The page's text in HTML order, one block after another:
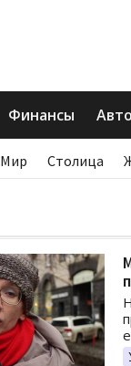
Финансы Авто
Мир Столица